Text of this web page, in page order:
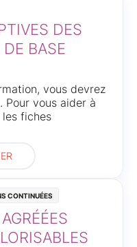
DES
BASE
vous devrez
Pour vous aider à
fiches
continuées